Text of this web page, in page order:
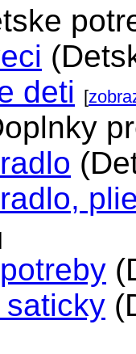
deti [
saticky